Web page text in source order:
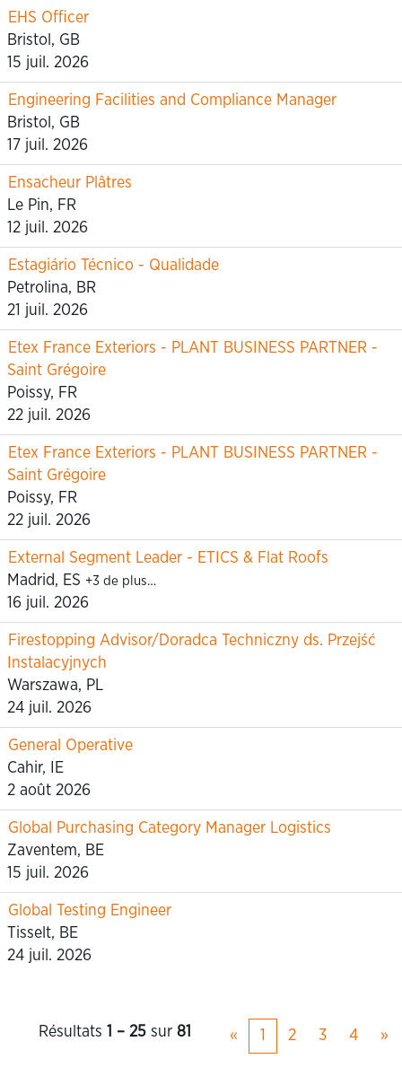
EHS Officer
Bristol, GB
15 juil. 2026
Engineering Facilities and Compliance Manager
Bristol, GB
17 juil. 2026
Ensacheur Plâtres
Le Pin, FR
12 juil. 2026
Estagiário Técnico - Qualidade
Petrolina, BR
21 juil. 2026
Etex France Exteriors - PLANT BUSINESS PARTNER -
Saint Grégoire
Poissy, FR
22 juil. 2026
Etex France Exteriors - PLANT BUSINESS PARTNER -
Saint Grégoire
Poissy, FR
22 juil. 2026
External Segment Leader - ETICS & Flat Roofs
Madrid, ES +3 de plus…
16 juil. 2026
Firestopping Advisor/Doradca Techniczny ds. Przejść
Instalacyjnych
Warszawa, PL
24 juil. 2026
General Operative
Cahir, IE
2 août 2026
Global Purchasing Category Manager Logistics
Zaventem, BE
15 juil. 2026
Global Testing Engineer
Tisselt, BE
24 juil. 2026
Résultats 1 – 25 sur 81 « 1 2 3 4 »